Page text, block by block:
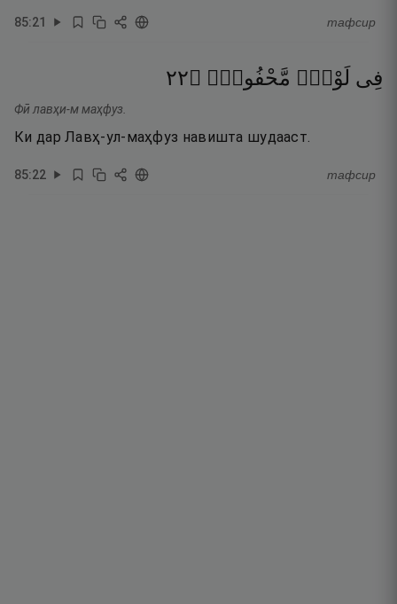
85:21 тафсир
فِى لَوْحٍۢ مَّحْفُوظٍۭ ۝٢٢
Фӣ лавҳи-м маҳфуз.
Ки дар Лавҳ-ул-маҳфуз навишта шудааст.
85:22 тафсир